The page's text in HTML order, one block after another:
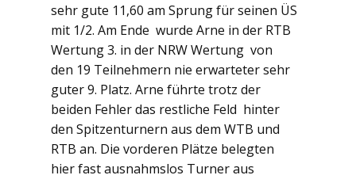
sehr gute 11,60 am Sprung für seinen ÜS
mit 1/2. Am Ende wurde Arne in der RTB
Wertung 3. in der NRW Wertung von
den 19 Teilnehmern nie erwarteter sehr
guter 9. Platz. Arne führte trotz der
beiden Fehler das restliche Feld hinter
den Spitzenturnern aus dem WTB und
RTB an. Die vorderen Plätze belegten
hier fast ausnahmslos Turner aus